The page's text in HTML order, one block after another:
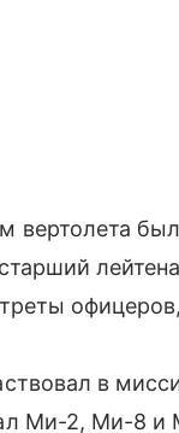
вертолета
в
Ми-2, Ми-8 и